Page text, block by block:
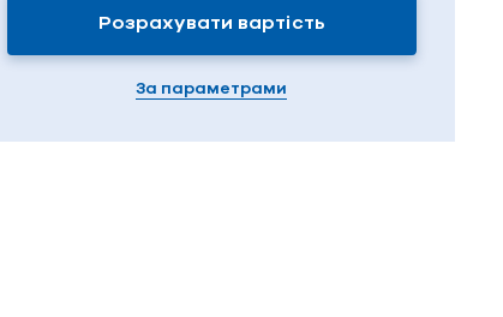
Розрахувати вартість
За параметрами